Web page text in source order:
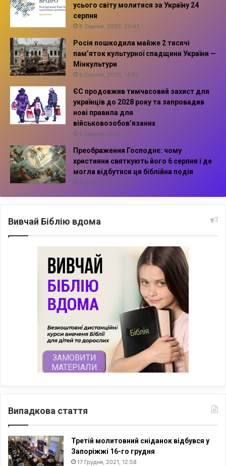
усього світу молитися за Україну 24
серпня
8 Серпня, 2026, 20:47
Росія пошкодила майже 2 тисячі
пам’яток культурної спадщини України —
Мінкультури
6 Серпня, 2026, 14:10
ЄС продовжив тимчасовий захист для
українців до 2028 року та запровадив
нові правила для
військовозобов’язаних
6 Серпня, 2026, 13:57
Преображення Господнє: чому
християни святкують його 6 серпня і де
могла відбутися ця біблійна подія
6 Серпня, 2026, 13:42
Вивчай Біблію вдома
Випадкова стаття
Третій молитовний сніданок відбувся у
Запоріжжі 16-го грудня
17 Грудня, 2021, 12:58